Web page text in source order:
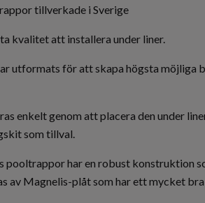
tillverkade i Sverige
kvalitet att installera under liner.
utformats för att skapa högsta möjliga
enkelt genom att placera den under
som tillval.
pooltrappor har en robust konstruktion
av Magnelis-plåt som har ett mycket